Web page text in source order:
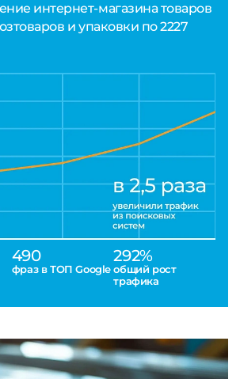
интернет-магазина товаров
и упаковки по 2227
490
фраз в ТОП Google
292%
общий рост
трафика